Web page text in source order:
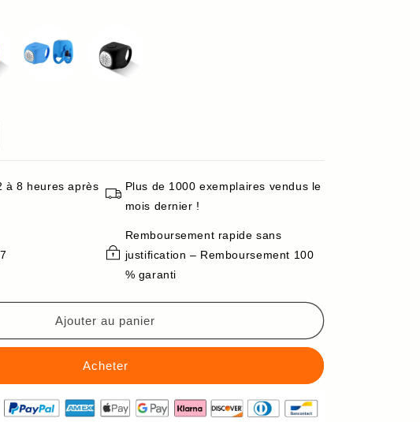
à 8 heures après
Plus de 1000 exemplaires vendus le
mois dernier !
Remboursement rapide sans
justification – Remboursement 100
% garanti
Ajouter au panier